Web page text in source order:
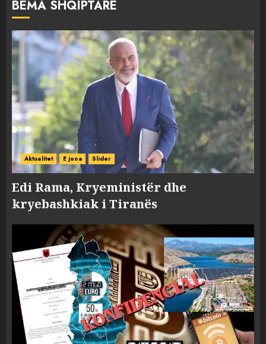
BËMA SHQIPTARE
Aktualitet E jona Slider
Edi Rama, Kryeministër dhe
kryebashkiak i Tiranës